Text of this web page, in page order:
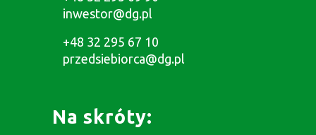
inwestor@dg.pl
+48 32 295 67 10
przedsiebiorca@dg.pl
Na skróty: